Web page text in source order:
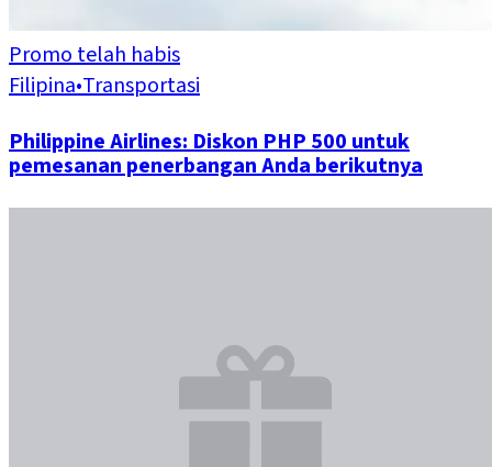
Promo telah habis
Filipina•Transportasi
Philippine Airlines: Diskon PHP 500 untuk
pemesanan penerbangan Anda berikutnya